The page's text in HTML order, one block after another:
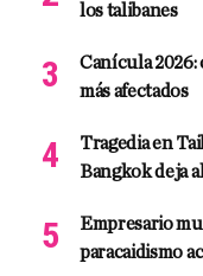
los talibanes
Canícula 2026:
más afectados
Tragedia en
Bangkok deja
Empresario
paracaidismo